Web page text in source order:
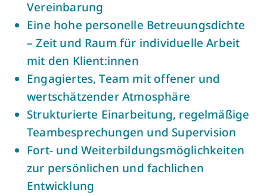
Vereinbarung
Eine hohe personelle Betreuungsdichte
– Zeit und Raum für individuelle Arbeit
mit den Klient:innen
Engagiertes, Team mit offener und
wertschätzender Atmosphäre
Strukturierte Einarbeitung, regelmäßige
Teambesprechungen und Supervision
Fort- und Weiterbildungsmöglichkeiten
zur persönlichen und fachlichen
Entwicklung